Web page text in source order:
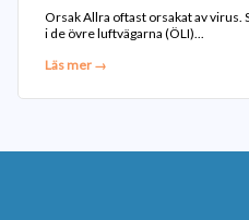
Orsak Allra oftast orsakat av
i de övre luftvägarna (ÖLI)...
Läs mer →